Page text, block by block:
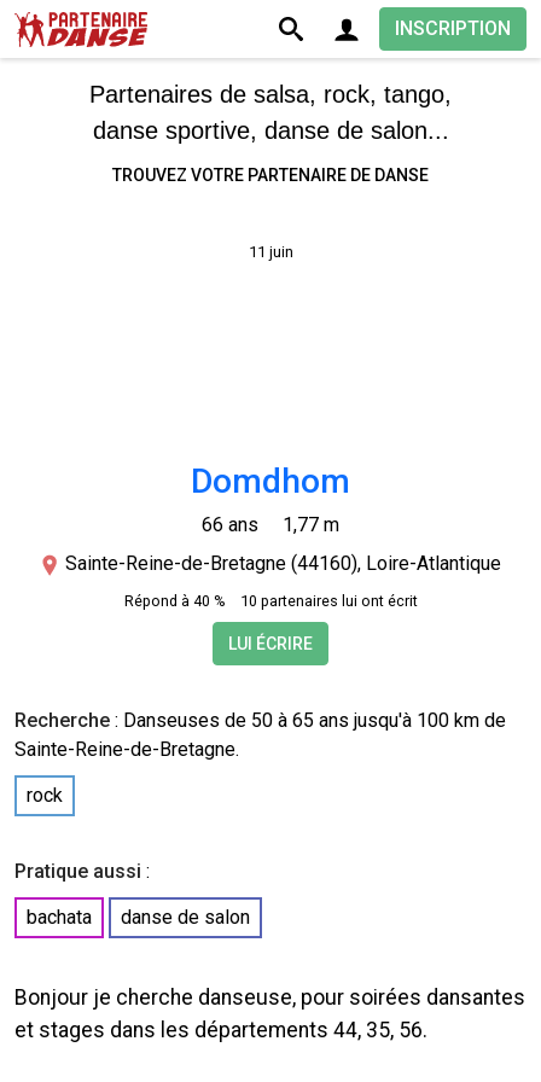
INSCRIPTION
Partenaires de salsa, rock, tango,
danse sportive, danse de salon...
TROUVEZ VOTRE PARTENAIRE DE DANSE
11 juin
Domdhom
66 ans
1,77 m
Sainte-Reine-de-Bretagne (44160), Loire-Atlantique
Répond à 40 % 10 partenaires lui ont écrit
LUI ÉCRIRE
Recherche : Danseuses de 50 à 65 ans jusqu'à 100 km de
Sainte-Reine-de-Bretagne.
rock
Pratique aussi :
bachata
danse de salon
Bonjour je cherche danseuse, pour soirées dansantes
et stages dans les départements 44, 35, 56.